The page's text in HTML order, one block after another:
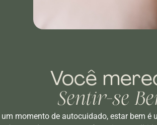
Você
Sentir-se
momento de autocuidado, estar bem é